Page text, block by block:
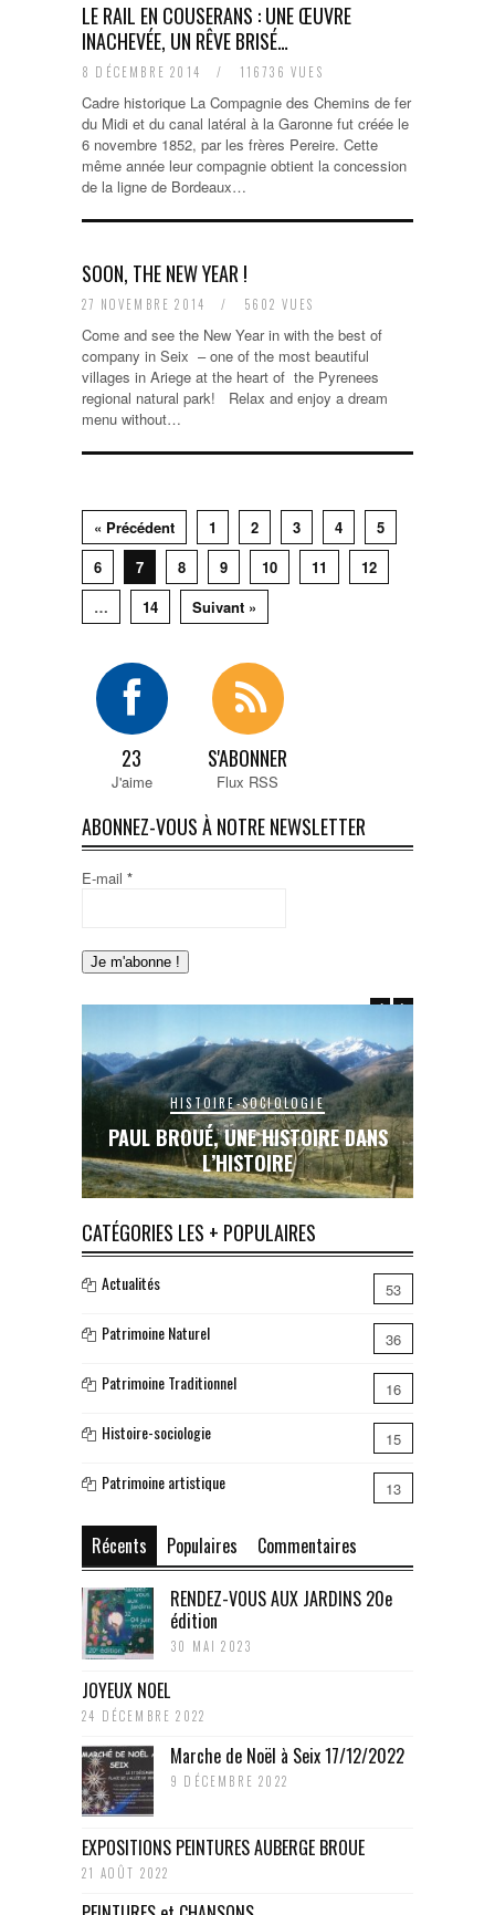
LE RAIL EN COUSERANS : UNE ŒUVRE
INACHEVÉE, UN RÊVE BRISÉ…
8 DÉCEMBRE 2014 / 116736 VUES
Cadre historique La Compagnie des Chemins de fer
du Midi et du canal latéral à la Garonne fut créée le
6 novembre 1852, par les frères Pereire. Cette
même année leur compagnie obtient la concession
de la ligne de Bordeaux…
SOON, THE NEW YEAR !
27 NOVEMBRE 2014 / 5602 VUES
Come and see the New Year in with the best of
company in Seix – one of the most beautiful
villages in Ariege at the heart of the Pyrenees
regional natural park! Relax and enjoy a dream
menu without…
« Précédent 1 2 3 4
5
6
7 8 9 10 11
12
…
14 Suivant »
23
J'aime
S'ABONNER
Flux RSS
ABONNEZ-VOUS À NOTRE NEWSLETTER
E-mail *
SOCIOLOGIE
UNE HISTOIRE DANS
HISTOIRE-SOCIOLOGIE
LE RAIL EN COUSERANS : UNE
INACHEVÉE, UN RÊVE BRISÉ…
CATÉGORIES LES + POPULAIRES
Actualités 53
Patrimoine Naturel 36
Patrimoine Traditionnel 16
Histoire-sociologie 15
Patrimoine artistique 13
Récents Populaires
Commentaires
RENDEZ-VOUS AUX JARDINS 20e
édition
30 MAI 2023
JOYEUX NOEL
24 DÉCEMBRE 2022
Marche de Noël à Seix 17/12/2022
9 DÉCEMBRE 2022
EXPOSITIONS PEINTURES AUBERGE BROUE
21 AOÛT 2022